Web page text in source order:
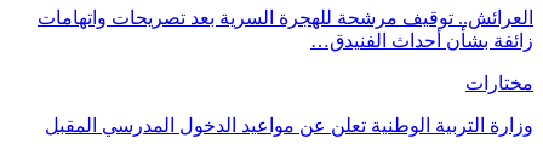
العرائش.. توقيف مرشحة للهجرة السرية بعد تصريحات واتهامات
زائفة بشأن أحداث الفنيدق…
مختارات
وزارة التربية الوطنية تعلن عن مواعيد الدخول المدرسي المقبل